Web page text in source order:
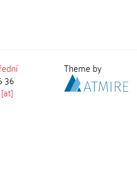
36
Theme by